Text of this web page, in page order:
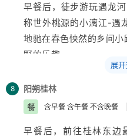
2
特别备注：暑期火车票
情况调整行程先后顺序，
火车时刻是当天，当晚
分钟），把富足（“腐竹”
街】，团友们可品尝各
早餐后，徒步游玩遇龙
称世外桃源的小漓江-遇
地驰在春色怏然的乡间小
野的乐趣。
【兴坪渔
时）江两岸群峰连绵，帆
山水之精华，朝板山、榕
总统游过的神秘、古朴
1999年版贰拾元人民币
展
8 阳朔桂林
餐
含早餐 含午餐 不含晚餐
早餐后，前往桂林东